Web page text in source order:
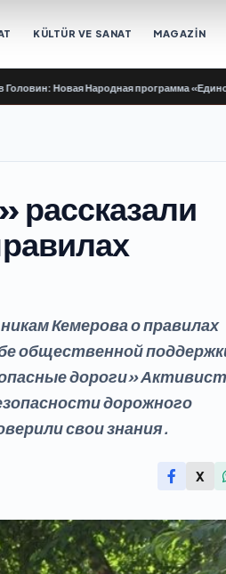
KÜLTÜR VE SANAT MAGAZİN
Народная программа «Единой
рассказали
Кемерова о правилах
общественной
дороги»
дорожного
свои знания.
X